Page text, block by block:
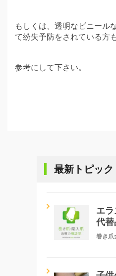
もしくは、透明なビニール
て紛失予防をされている方
参考にして下さい。
最新トピック
エ
代替
巻き爪